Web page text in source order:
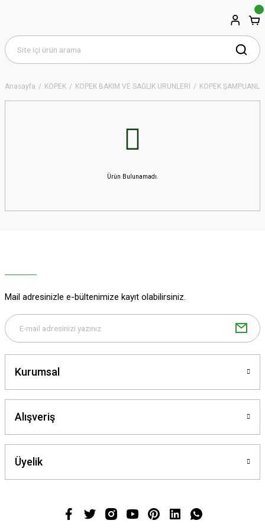
Anasayfa KÖPEK KÖPEK BAKIM VE SAĞLIK ÜRÜNLERİ KÖPEK
Ürün Bulunamadı.
Mail adresinizle e-bültenimize kayıt olabilirsiniz.
Kurumsal
Alışveriş
Üyelik